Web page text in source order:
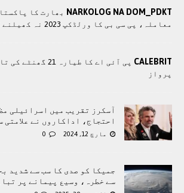
NARKOLOG NA DOM_PDKT بھارت کا
معاملہ، پی سی بی کا ورلڈکپ 2023 نہ کھیلنے کے آپشن پر غور
CALEBRIT
پی آئی اے کا طیارہ
پرواز
آسکرز تقریب میں اسرائیلی
احتجاج، اداکاروں نے علامتی
مارچ 12, 2024 0
جمیکا کو صدی کا سب سے شدید
سے خطرہ، وسیع پیمانے پر